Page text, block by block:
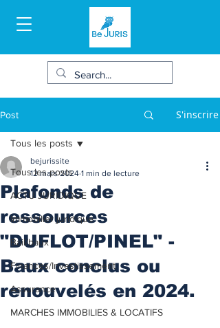
Post S'inscrire
Tous les posts
ACTU JURIDIQUE
Immobilier juridique
Bail/baux
Finances/Investissement
Assurance
MARCHES IMMOBILIES & LOCATIFS
Tous les posts
Plafonds de
ressources
"DUFLOT/PINEL" -
Baux conclus ou
renouvelés en 2024.
bejurissite
12 mars 2024 1 min de lecture